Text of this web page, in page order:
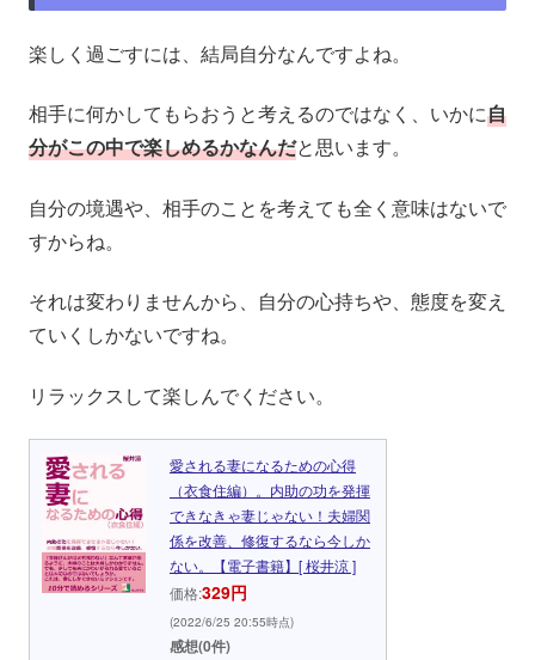
楽しく過ごすには、結局自分なんですよね。
相手に何かしてもらおうと考えるのではなく、いかに自
分がこの中で楽しめるかなんだと思います。
自分の境遇や、相手のことを考えても全く意味はないで
すからね。
それは変わりませんから、自分の心持ちや、態度を変え
ていくしかないですね。
リラックスして楽しんでください。
愛される妻になるための心得
（衣食住編）。内助の功を発揮
できなきゃ妻じゃない！夫婦関
係を改善、修復するなら今しか
ない。【電子書籍】[ 桜井涼 ]
価格:329円
(2022/6/25 20:55時点)
感想(0件)